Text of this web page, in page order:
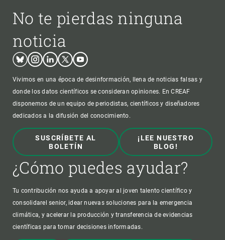
No te pierdas ninguna
noticia
BlueskyInstagram
LinkedinTwitterYoutube
Vivimos en una época de desinformación, llena de noticias falsas y
donde los datos científicos se consideran opiniones. En CREAF
disponemos de un equipo de periodistas, científicos y diseñadores
dedicados a la difusión del conocimiento.
SUSCRÍBETE AL
BOLETÍN
¡LEE NUESTRO
BLOG!
¿Cómo puedes ayudar?
Tu contribución nos ayuda a apoyar al joven talento científico y
consolidarel senior, idear nuevas soluciones para la emergencia
climática, y acelerar la producción y transferencia de evidencias
científicas para tomar decisiones informadas.